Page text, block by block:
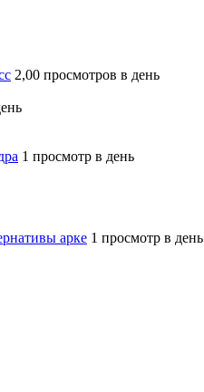
2,00 просмотров в день
1 просмотр в день
арке 1 просмотр в день